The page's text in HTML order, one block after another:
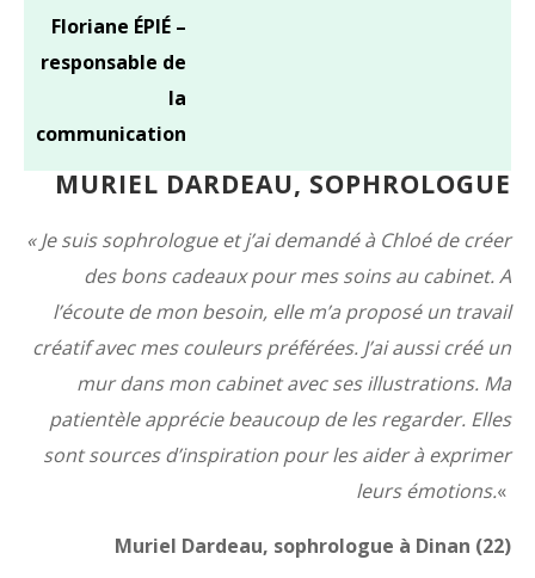
Floriane ÉPIÉ –
responsable de
la
communication
MURIEL DARDEAU, SOPHROLOGUE
« Je suis sophrologue et j’ai demandé à Chloé de créer
des bons cadeaux pour mes soins au cabinet. A
l’écoute de mon besoin, elle m’a proposé un travail
créatif avec mes couleurs préférées. J’ai aussi créé un
mur dans mon cabinet avec ses illustrations. Ma
patientèle apprécie beaucoup de les regarder. Elles
sont sources d’inspiration pour les aider à exprimer
leurs émotions.«
Muriel Dardeau, sophrologue à Dinan (22)